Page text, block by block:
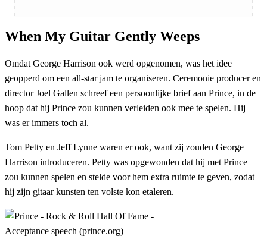
When My Guitar Gently Weeps
Omdat George Harrison ook werd opgenomen, was het idee
geopperd om een all-star jam te organiseren. Ceremonie producer en
director Joel Gallen schreef een persoonlijke brief aan Prince, in de
hoop dat hij Prince zou kunnen verleiden ook mee te spelen. Hij
was er immers toch al.
Tom Petty en Jeff Lynne waren er ook, want zij zouden George
Harrison introduceren. Petty was opgewonden dat hij met Prince
zou kunnen spelen en stelde voor hem extra ruimte te geven, zodat
hij zijn gitaar kunsten ten volste kon etaleren.